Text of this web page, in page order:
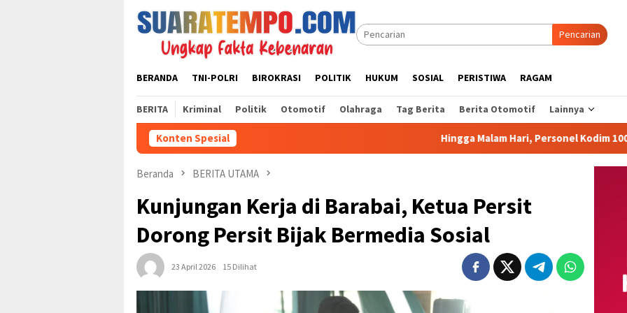
konten
Pencarian
BERANDA TNI-POLRI BIROKRASI POLITIK HUKUM SOSIAL PERISTIWA RAGAM
BERITA Kriminal Politik Otomotif Olahraga Tag Berita Berita Otomotif Lainnya
Konten Spesial Hingga Malam Hari, Personel Kodim 1009/Tanah Laut
Beranda BERITA UTAMA
Kunjungan Kerja di Barabai, Ketua Persit
Dorong Persit Bijak Bermedia Sosial
23 April 2026 15 Dilihat